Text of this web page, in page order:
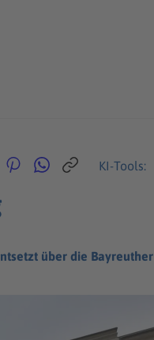
KI-Tools:
über die Bayreuther